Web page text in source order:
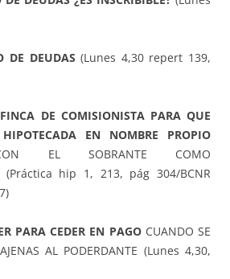
DE DEUDAS (Lunes 4,30 repert 139,
DE COMISIONISTA PARA QUE
EN NOMBRE PROPIO
CON EL SOBRANTE COMO
(Práctica hip 1, 213, pág 304/BCNR
PARA CEDER EN PAGOCUANDO SE
AL PODERDANTE (Lunes 4,30,